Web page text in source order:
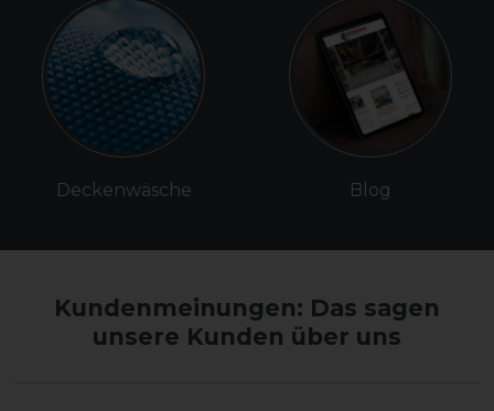
Deckenwäsche Blog
Kundenmeinungen: Das sagen
unsere Kunden über uns